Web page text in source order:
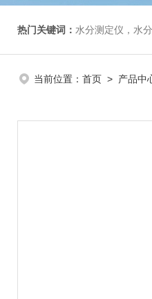
热门关键词： 水分测定仪，水
当前位置： 首页 > 产品中